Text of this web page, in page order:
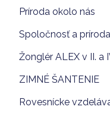
Príroda okolo nás
Spoločnosť a
Žonglér ALEX v II. a
ZIMNÉ ŠANTENIE
Rovesnícke